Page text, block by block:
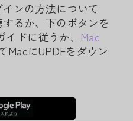
ンの方法について
るか、下のボタンを
ドに従うか、 Mac
MacにUPDFをダウン
ロード